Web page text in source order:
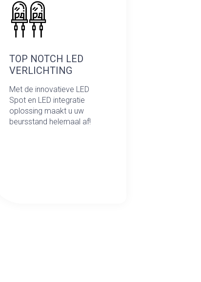
TOP NOTCH LED
VERLICHTING
Met de innovatieve LED
Spot en LED integratie
oplossing maakt u uw
beursstand helemaal af!